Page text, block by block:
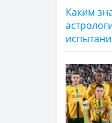
Каким